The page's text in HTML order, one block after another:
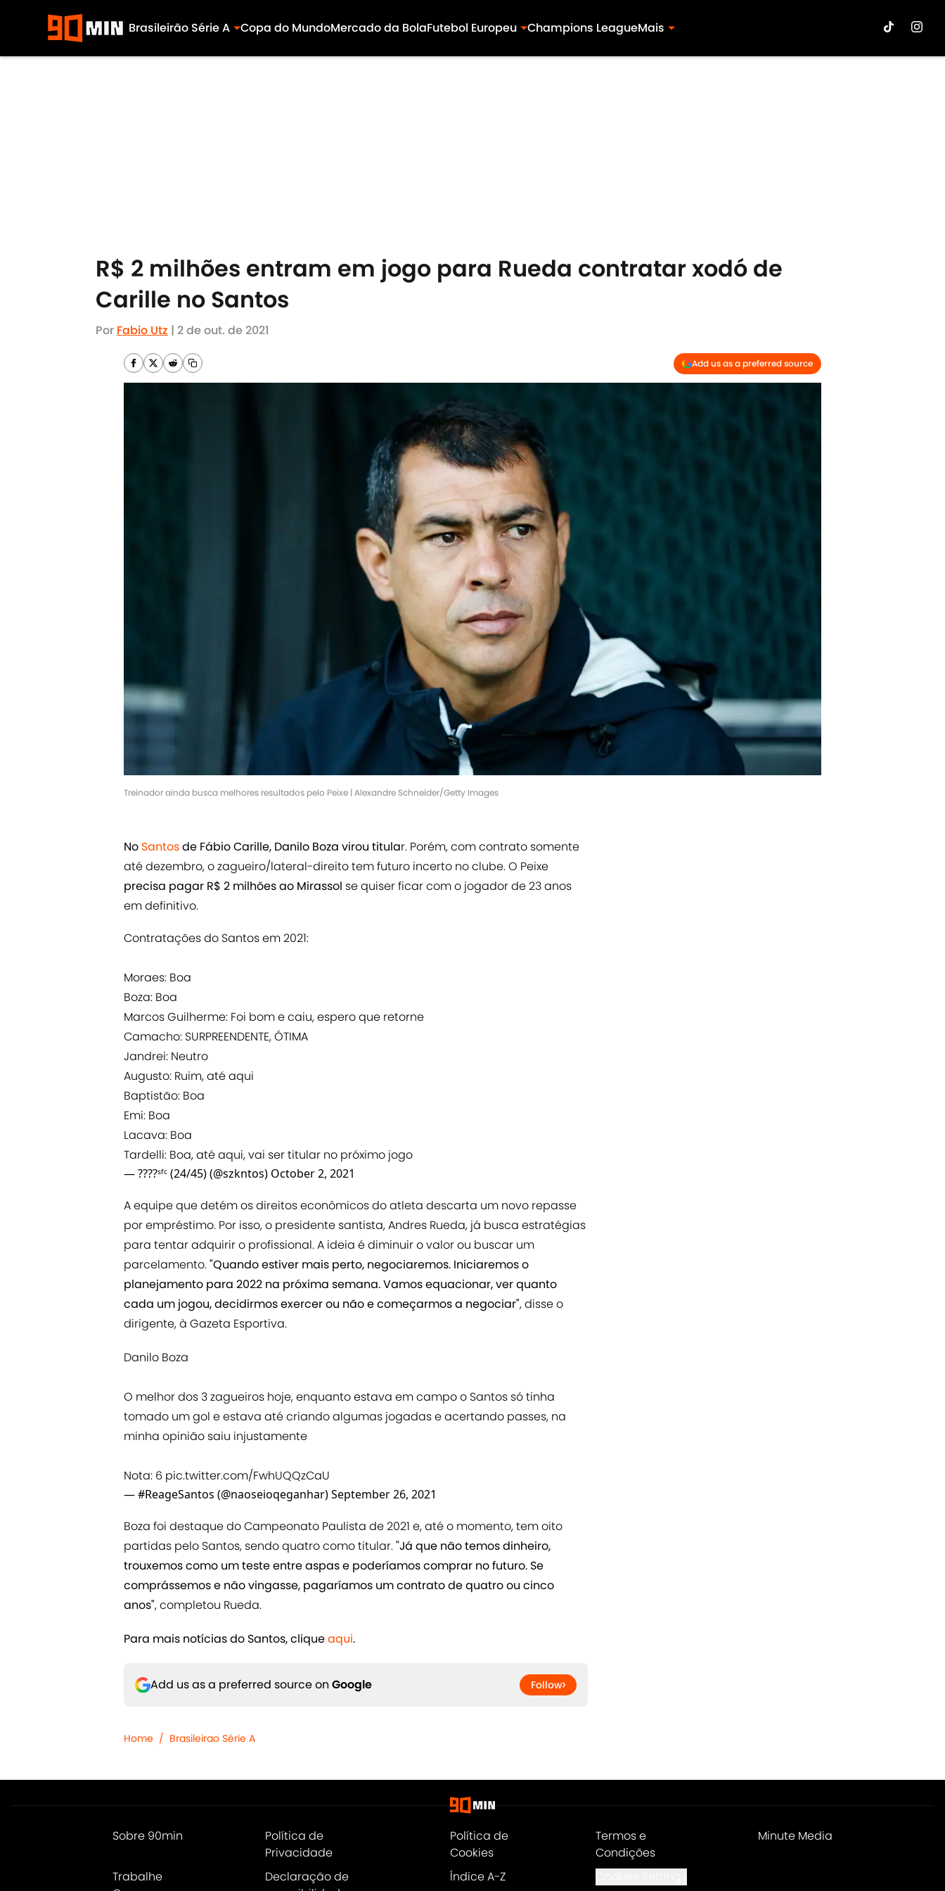
Brasileirão Série A Copa do MundoMercado da BolaFutebol Europeu Champions LeagueMais
R$ 2 milhões entram em jogo para Rueda contratar xodó de
Carille no Santos
Por Fabio Utz | 2 de out. de 2021
Add us as a preferred source
Treinador ainda busca melhores resultados pelo Peixe | Alexandre Schneider/Getty Images
No Santosde Fábio Carille, Danilo Boza virou titular. Porém, com contrato somente
até dezembro, o zagueiro/lateral-direito tem futuro incerto no clube. O Peixe
precisa pagar R$ 2 milhões ao Mirassol se quiser ficar com o jogador de 23 anos
em definitivo.
Contratações do Santos em 2021:
Moraes: Boa
Boza: Boa
Marcos Guilherme: Foi bom e caiu, espero que retorne
Camacho: SURPREENDENTE, ÓTIMA
Jandrei: Neutro
Augusto: Ruim, até aqui
Baptistão: Boa
Emi: Boa
Lacava: Boa
Tardelli: Boa, até aqui, vai ser titular no próximo jogo
— ????ˢᶠᶜ (24/45) (@szkntos) October 2, 2021
A equipe que detém os direitos econômicos do atleta descarta um novo repasse
por empréstimo. Por isso, o presidente santista, Andres Rueda, já busca estratégias
para tentar adquirir o profissional. A ideia é diminuir o valor ou buscar um
parcelamento."Quando estiver mais perto, negociaremos. Iniciaremos o
planejamento para 2022 na próxima semana. Vamos equacionar, ver quanto
cada um jogou, decidirmos exercer ou não e começarmos a negociar", disse o
dirigente, à Gazeta Esportiva.
Danilo Boza
O melhor dos 3 zagueiros hoje, enquanto estava em campo o Santos só tinha
tomado um gol e estava até criando algumas jogadas e acertando passes, na
minha opinião saiu injustamente
Nota: 6 pic.twitter.com/FwhUQQzCaU
— #ReageSantos (@naoseioqeganhar)September 26, 2021
Boza foi destaque do Campeonato Paulista de 2021 e, até o momento, tem oito
partidas pelo Santos, sendo quatro como titular."Já que não temos dinheiro,
trouxemos como um teste entre aspas e poderíamos comprar no futuro. Se
comprássemos e não vingasse, pagaríamos um contrato de quatro ou cinco
anos", completou Rueda.
Para mais notícias do Santos, cliqueaqui.
Add us as a preferred source on Google Follow
Home / Brasileirao Série A
Sobre 90min
Política de
Privacidade
Política de
Cookies
Termos e
Condições
Minute Media
Trabalhe
Declaração de
Índice A-Z